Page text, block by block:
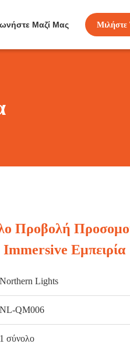
Μαζί Μας
Προβολή
Εμπειρία
Northern Lights
NL-QM006
1 σύνολο